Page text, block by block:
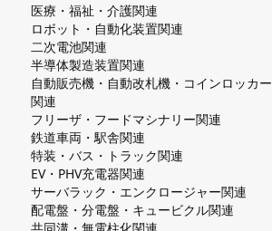
医療・福祉・介護関連
ロボット・自動化装置関連
二次電池関連
半導体製造装置関連
自動販売機・自動改札機・コインロッカー
関連
フリーザ・フードマシナリー関連
鉄道車両・駅舎関連
特装・バス・トラック関連
EV・PHV充電器関連
サーバラック・エンクロージャー関連
配電盤・分電盤・キュービクル関連